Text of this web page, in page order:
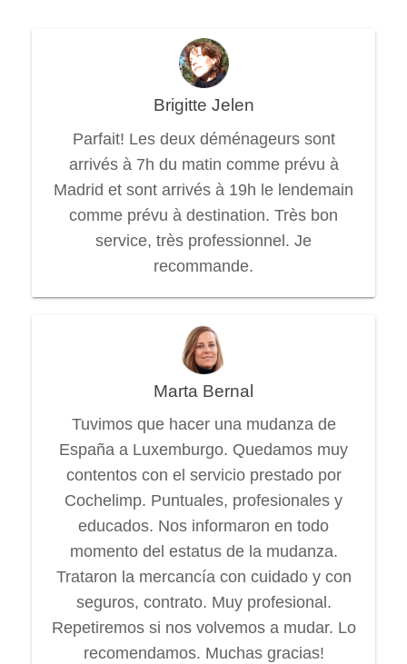
Brigitte Jelen
Parfait! Les deux déménageurs sont
arrivés à 7h du matin comme prévu à
Madrid et sont arrivés à 19h le lendemain
comme prévu à destination. Très bon
service, très professionnel. Je
recommande.
Marta Bernal
Tuvimos que hacer una mudanza de
España a Luxemburgo. Quedamos muy
contentos con el servicio prestado por
Cochelimp. Puntuales, profesionales y
educados. Nos informaron en todo
momento del estatus de la mudanza.
Trataron la mercancía con cuidado y con
seguros, contrato. Muy profesional.
Repetiremos si nos volvemos a mudar. Lo
recomendamos. Muchas gracias!